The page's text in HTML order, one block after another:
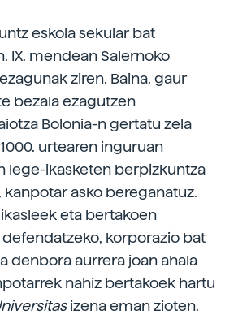
eskola sekular bat
IX. mendean Salernoko
ziren. Baina, gaur
bezala ezagutzen
Bolonia-n gertatu zela
urtearen inguruan
lege-ikasketen berpizkuntza
kanpotar asko bereganatuz.
eta bertakoen
korporazio bat
denbora aurrera joan ahala
nahiz bertakoek hartu
izena eman zioten.